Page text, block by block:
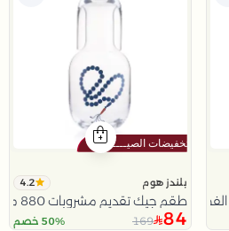
و الأزرق من تيلا
بلندز هوم 4.2
طقم جيك تقديم مشروبات 880 مل مع كوب و بنقش السبحة من تيلا
84
169 50% خصم